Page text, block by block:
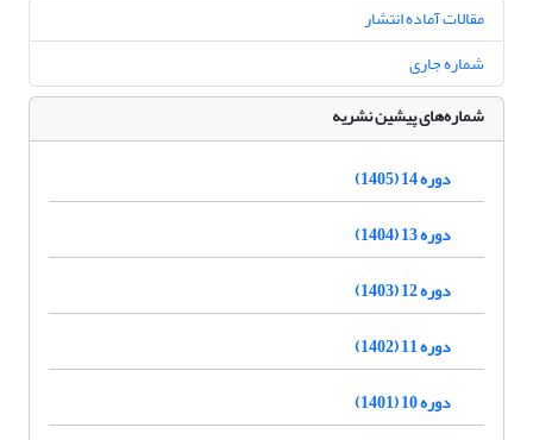
مقالات آماده انتشار
شماره جاری
شماره‌های پیشین نشریه
دوره 14 (1405)
دوره 13 (1404)
دوره 12 (1403)
دوره 11 (1402)
دوره 10 (1401)